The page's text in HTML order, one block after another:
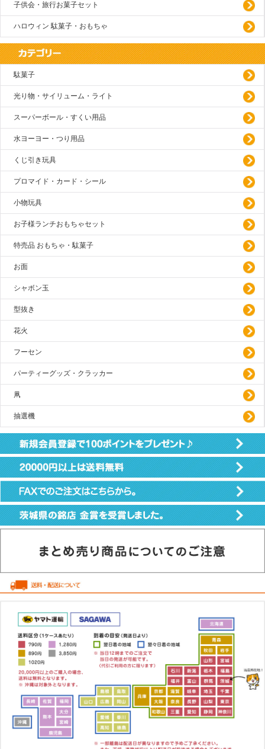
子供会・旅行お菓子セット
ハロウィン 駄菓子・おもちゃ
駄菓子
光り物・サイリューム・ライト
スーパーボール・すくい用品
水ヨーヨー・つり用品
くじ引き玩具
プロマイド・カード・シール
小物玩具
お子様ランチおもちゃセット
特売品 おもちゃ・駄菓子
お面
シャボン玉
型抜き
花火
フーセン
パーティーグッズ・クラッカー
凧
抽選機